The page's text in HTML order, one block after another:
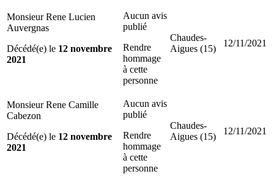
Monsieur Rene Lucien
Auvergnas
Décédé(e) le 12 novembre
2021
Aucun avis
publié
Rendre
hommage
à cette
personne
Chaudes-
Aigues (15)
12/11/2021
Monsieur Rene Camille
Cabezon
Décédé(e) le 12 novembre
2021
Aucun avis
publié
Rendre
hommage
à cette
personne
Chaudes-
Aigues (15)
12/11/2021